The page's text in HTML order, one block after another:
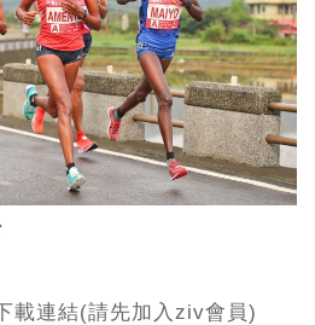
載連結(請先加入ziv會員)